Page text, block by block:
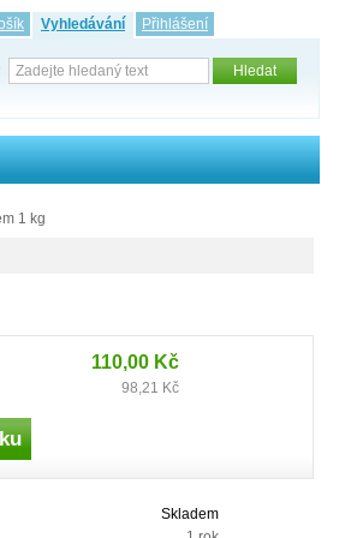
Vyhledávání Přihlášení
1 kg
110,00 Kč
98,21 Kč
Skladem